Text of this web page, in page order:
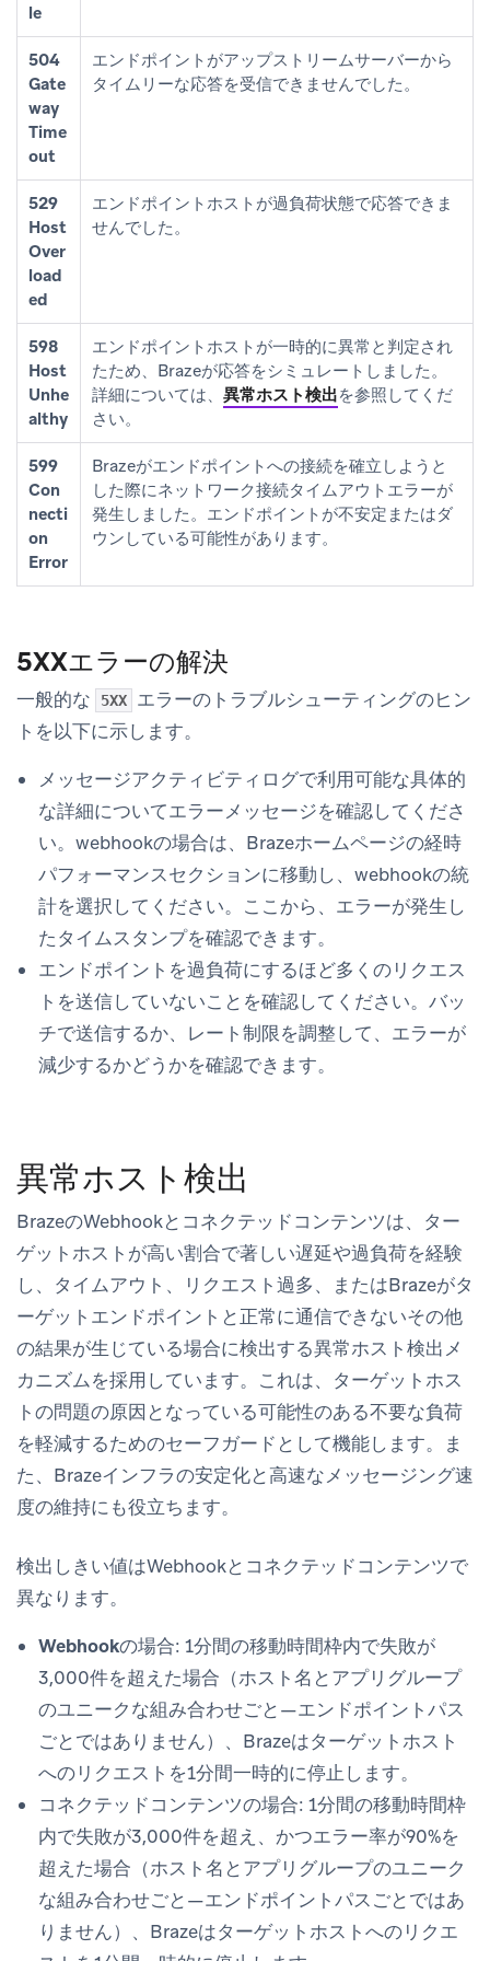
le
504
Gate
way
Time
out
エンドポイントがアップストリームサーバーから
タイムリーな応答を受信できませんでした。
529
Host
Over
load
ed
エンドポイントホストが過負荷状態で応答できま
せんでした。
598
Host
Unhe
althy
エンドポイントホストが一時的に異常と判定され
たため、Brazeが応答をシミュレートしました。
詳細については、 異常ホスト検出を参照してくだ
さい。
599
Con
necti
on
Error
Brazeがエンドポイントへの接続を確立しようと
した際にネットワーク接続タイムアウトエラーが
発生しました。エンドポイントが不安定またはダ
ウンしている可能性があります。
5XXエラーの解決
一般的な 5XX
エラーのトラブルシューティングのヒン
トを以下に示します。
メッセージアクティビティログで利用可能な具体的
な詳細についてエラーメッセージを確認してくださ
い。webhookの場合は、Brazeホームページの経時
パフォーマンスセクションに移動し、webhookの統
計を選択してください。ここから、エラーが発生し
たタイムスタンプを確認できます。
エンドポイントを過負荷にするほど多くのリクエス
トを送信していないことを確認してください。バッ
チで送信するか、レート制限を調整して、エラーが
減少するかどうかを確認できます。
異常ホスト検出
BrazeのWebhookとコネクテッドコンテンツは、ター
ゲットホストが高い割合で著しい遅延や過負荷を経験
し、タイムアウト、リクエスト過多、またはBrazeがタ
ーゲットエンドポイントと正常に通信できないその他
の結果が生じている場合に検出する異常ホスト検出メ
カニズムを採用しています。これは、ターゲットホス
トの問題の原因となっている可能性のある不要な負荷
を軽減するためのセーフガードとして機能します。ま
た、Brazeインフラの安定化と高速なメッセージング速
度の維持にも役立ちます。
検出しきい値はWebhookとコネクテッドコンテンツで
異なります。
Webhookの場合: 1分間の移動時間枠内で失敗が
3,000件を超えた場合（ホスト名とアプリグループ
のユニークな組み合わせごと—エンドポイントパス
ごとではありません）、Brazeはターゲットホスト
へのリクエストを1分間一時的に停止します。
コネクテッドコンテンツの場合: 1分間の移動時間枠
内で失敗が3,000件を超え、かつエラー率が90%を
超えた場合（ホスト名とアプリグループのユニーク
な組み合わせごと—エンドポイントパスごとではあ
りません）、Brazeはターゲットホストへのリクエ